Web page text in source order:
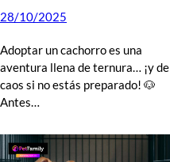
28/10/2025
Adoptar un cachorro es una
aventura llena de ternura… ¡y de
caos si no estás preparado! 🐶
Antes…